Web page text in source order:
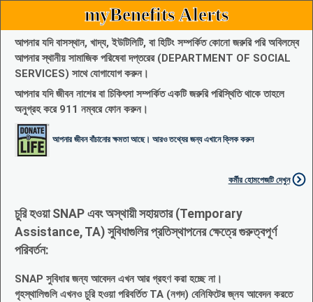
myBenefits Alerts
আপনার যদি বাসস্থান, খাদ্য, ইউটিলিটি, বা হিটিং সম্পর্কিত কোনো জরুরি পরি অবিলম্বে
আপনার স্থানীয় সামাজিক পরিষেবা দপ্তরের (DEPARTMENT OF SOCIAL
SERVICES) সাথে যোগাযোগ করুন।
আপনার যদি জীবন নাশের বা চিকিৎসা সম্পর্কিত একটি জরুরি পরিস্থিতি থাকে তাহলে
অনুগ্রহ করে 911 নম্বরে ফোন করুন।
আপনার জীবন বাঁচানোর ক্ষমতা আছে। আরও তথ্যের জন্য এখানে ক্লিক করুন
কর্মীর হোমপেজটি দেখুন
চুরি হওয়া SNAP এবং অস্থায়ী সহায়তার (Temporary
Assistance, TA) সুবিধাগুলির প্রতিস্থাপনের ক্ষেত্রে গুরুত্বপূর্ণ
পরিবর্তন:
SNAP সুবিধার জন্য আবেদন এখন আর গ্রহণ করা হচ্ছে না।
গৃহস্থালিগুলি এখনও চুরি হওয়া পরিবর্তিত TA (নগদ) বেনিফিটের জ্নয আবেদন করতে